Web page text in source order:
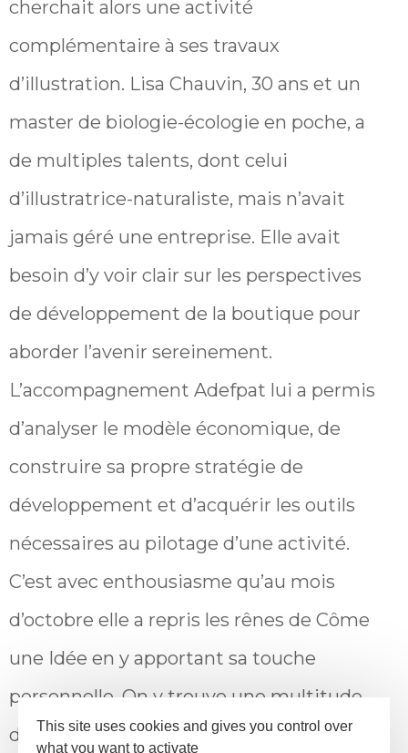
cherchait alors une activité
complémentaire à ses travaux
d’illustration. Lisa Chauvin, 30 ans et un
master de biologie-écologie en poche, a
de multiples talents, dont celui
d’illustratrice-naturaliste, mais n’avait
jamais géré une entreprise. Elle avait
besoin d’y voir clair sur les perspectives
de développement de la boutique pour
aborder l’avenir sereinement.
L’accompagnement Adefpat lui a permis
d’analyser le modèle économique, de
construire sa propre stratégie de
développement et d’acquérir les outils
nécessaires au pilotage d’une activité.
C’est avec enthousiasme qu’au mois
d’octobre elle a repris les rênes de Côme
une Idée en y apportant sa touche
personnelle. On y trouve une multitude
de jeux et jouets soigneusement
This site uses cookies and gives you control over
what you want to activate